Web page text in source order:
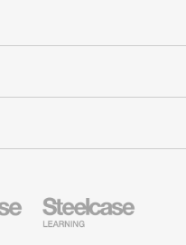
Education
Möbel